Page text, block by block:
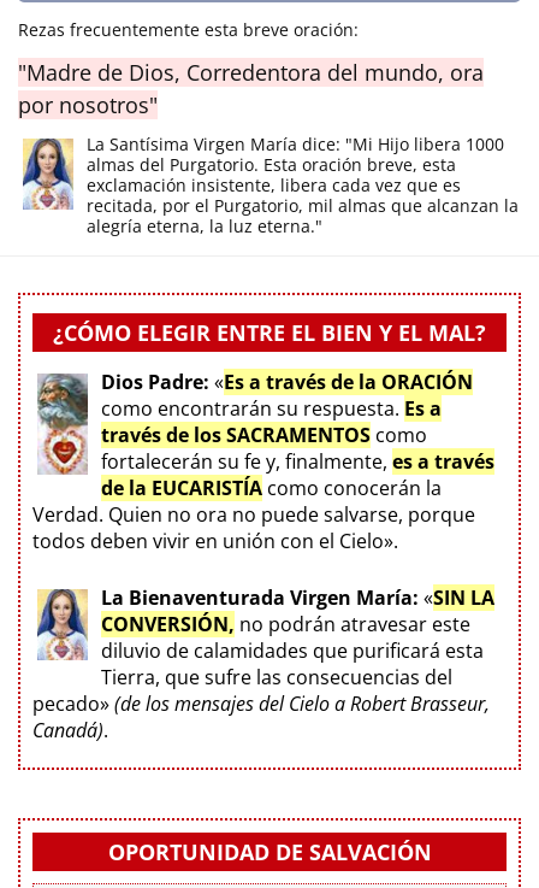
Rezas frecuentemente esta breve oración:
"Madre de Dios, Corredentora del mundo, ora
por nosotros"
La Santísima Virgen María dice: "Mi Hijo libera 1000
almas del Purgatorio. Esta oración breve, esta
exclamación insistente, libera cada vez que es
recitada, por el Purgatorio, mil almas que alcanzan la
alegría eterna, la luz eterna."
¿CÓMO ELEGIR ENTRE EL BIEN Y EL MAL?
Dios Padre: «Es a través de la ORACIÓN
como encontrarán su respuesta. Es a
través de los SACRAMENTOS como
fortalecerán su fe y, finalmente, es a través
de la EUCARISTÍA como conocerán la
Verdad. Quien no ora no puede salvarse, porque
todos deben vivir en unión con el Cielo».
La Bienaventurada Virgen María: «SIN LA
CONVERSIÓN, no podrán atravesar este
diluvio de calamidades que purificará esta
Tierra, que sufre las consecuencias del
pecado»(de los mensajes del Cielo a Robert Brasseur,
Canadá).
OPORTUNIDAD DE SALVACIÓN